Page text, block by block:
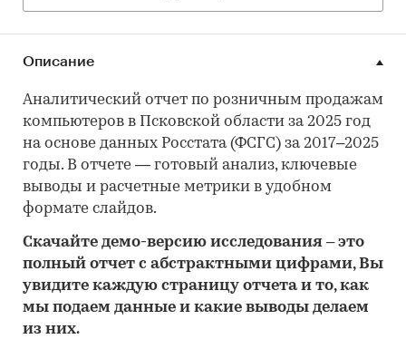
Описание
Аналитический отчет по розничным продажам
компьютеров в Псковской области за 2025 год
на основе данных Росстата (ФСГС) за 2017–2025
годы. В отчете — готовый анализ, ключевые
выводы и расчетные метрики в удобном
формате слайдов.
Скачайте демо-версию исследования – это
полный отчет с абстрактными цифрами, Вы
увидите каждую страницу отчета и то,как
мы подаем данные и какие выводы делаем
из них.